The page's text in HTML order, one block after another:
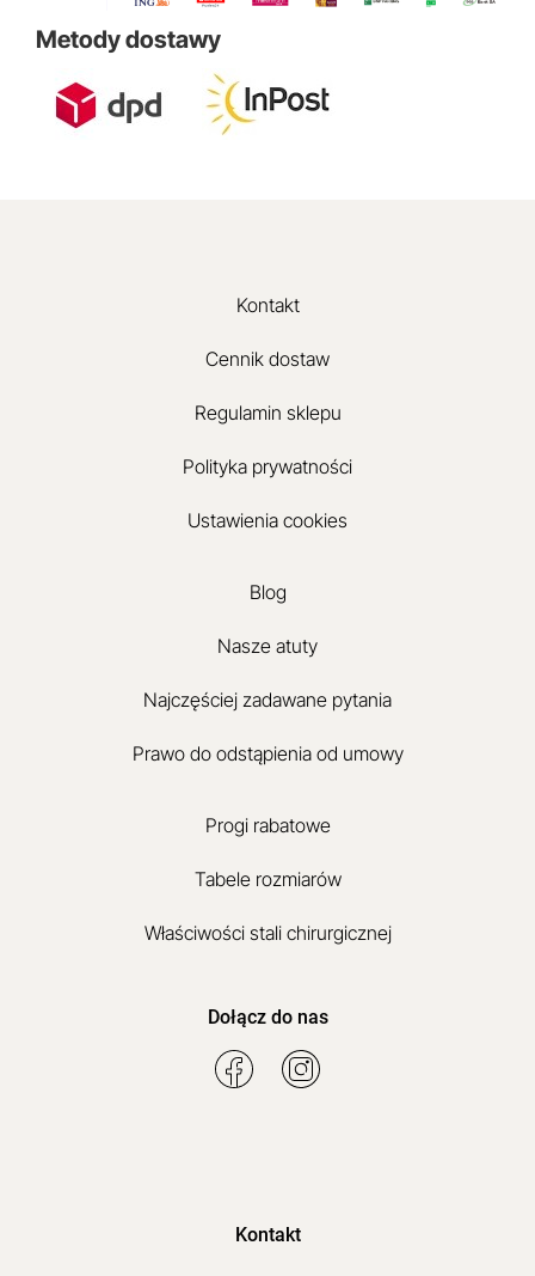
Metody dostawy
Kontakt
Cennik dostaw
Regulamin sklepu
Polityka prywatności
Ustawienia cookies
Blog
Nasze atuty
Najczęściej zadawane pytania
Prawo do odstąpienia od umowy
Progi rabatowe
Tabele rozmiarów
Właściwości stali chirurgicznej
Dołącz do nas
Kontakt